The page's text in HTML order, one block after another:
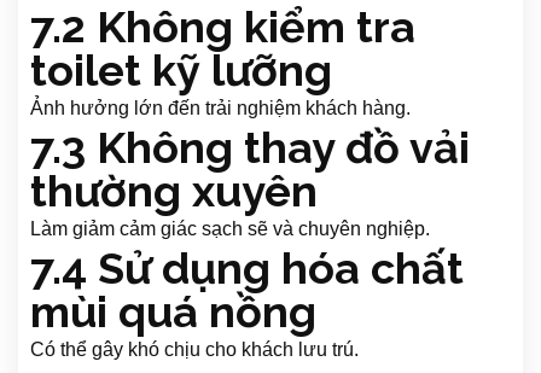
7.2 Không kiểm tra
toilet kỹ lưỡng
Ảnh hưởng lớn đến trải nghiệm khách hàng.
7.3 Không thay đồ vải
thường xuyên
Làm giảm cảm giác sạch sẽ và chuyên nghiệp.
7.4 Sử dụng hóa chất
mùi quá nồng
Có thể gây khó chịu cho khách lưu trú.